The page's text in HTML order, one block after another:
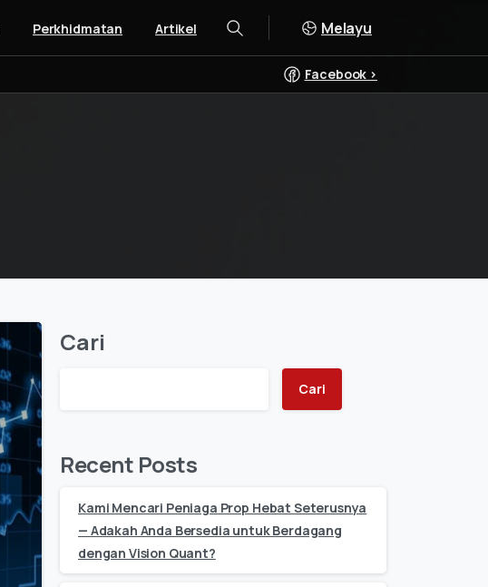
Perkhidmatan Artikel
Cari Melayu
Facebook >
0 Cari
Cari
Recent Posts
Kami Mencari Peniaga Prop Hebat Seterusnya
— Adakah Anda Bersedia untuk Berdagang
dengan Vision Quant?